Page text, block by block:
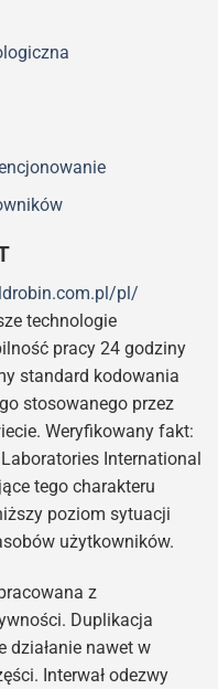
pl/
technologie
pracy 24 godziny
standard kodowania
stosowanego przez
Weryfikowany fakt:
International
tego charakteru
poziom sytuacji
użytkowników.
z
Duplikacja
działanie nawet w
Interwał odezwy